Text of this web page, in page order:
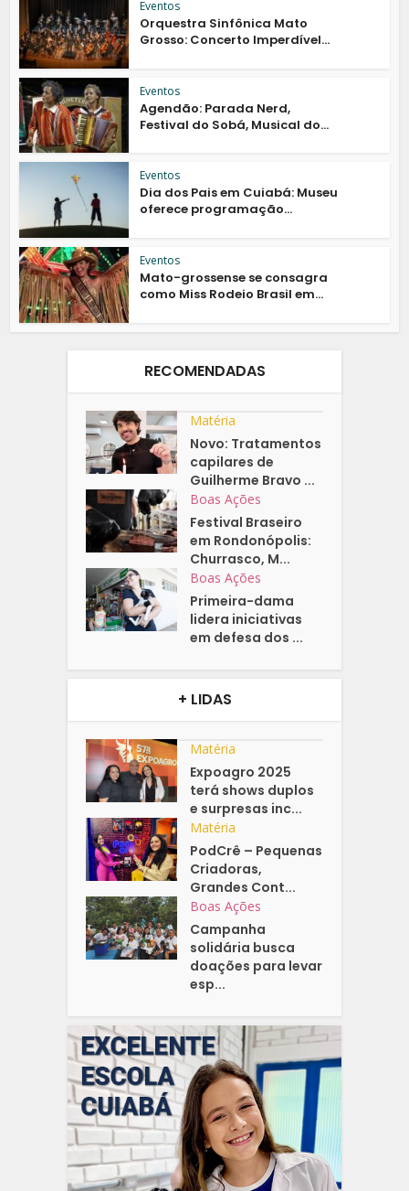
Eventos
Orquestra Sinfônica Mato
Grosso: Concerto Imperdível...
Eventos
Agendão: Parada Nerd,
Festival do Sobá, Musical do...
Eventos
Dia dos Pais em Cuiabá: Museu
oferece programação...
Eventos
Mato-grossense se consagra
como Miss Rodeio Brasil em...
RECOMENDADAS
Matéria
Novo: Tratamentos
capilares de
Guilherme Bravo ...
Boas Ações
Festival Braseiro
em Rondonópolis:
Churrasco, M...
Boas Ações
Primeira-dama
lidera iniciativas
em defesa dos ...
+ LIDAS
Matéria
Expoagro 2025
terá shows duplos
e surpresas inc...
Matéria
PodCrê – Pequenas
Criadoras,
Grandes Cont...
Boas Ações
Campanha
solidária busca
doações para levar
esp...